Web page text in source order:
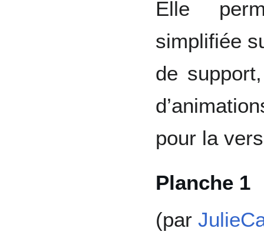
Elle
simplifiée
de
pour la
Planche 1
(par